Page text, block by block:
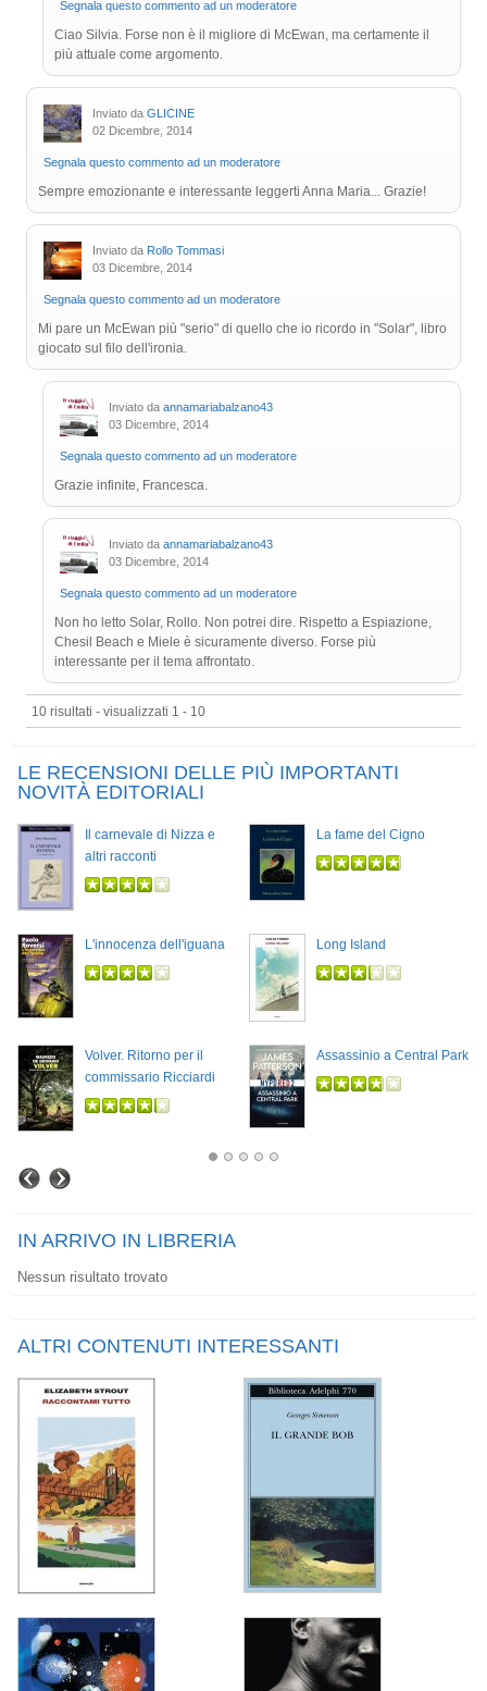
Segnala questo commento ad un moderatore
Ciao Silvia. Forse non è il migliore di McEwan, ma certamente il
più attuale come argomento.
Inviato da GLICINE
02 Dicembre, 2014
Segnala questo commento ad un moderatore
Sempre emozionante e interessante leggerti Anna Maria... Grazie!
Inviato da Rollo Tommasi
03 Dicembre, 2014
Segnala questo commento ad un moderatore
Mi pare un McEwan più "serio" di quello che io ricordo in "Solar", libro
giocato sul filo dell'ironia.
Inviato da annamariabalzano43
03 Dicembre, 2014
Segnala questo commento ad un moderatore
Grazie infinite, Francesca.
Inviato da annamariabalzano43
03 Dicembre, 2014
Segnala questo commento ad un moderatore
Non ho letto Solar, Rollo. Non potrei dire. Rispetto a Espiazione,
Chesil Beach e Miele è sicuramente diverso. Forse più
interessante per il tema affrontato.
10 risultati - visualizzati 1 - 10
LE RECENSIONI DELLE PIÙ IMPORTANTI
NOVITÀ EDITORIALI
Il carnevale di Nizza e
altri racconti
La fame del Cigno
L'innocenza dell'iguana Long Island
Volver. Ritorno per il
commissario Ricciardi
Assassinio a Central Park
IN ARRIVO IN LIBRERIA
Nessun risultato trovato
ALTRI CONTENUTI INTERESSANTI